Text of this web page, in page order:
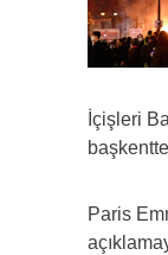
İçişleri
Paris